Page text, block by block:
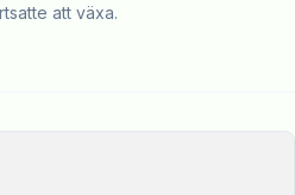
att växa.